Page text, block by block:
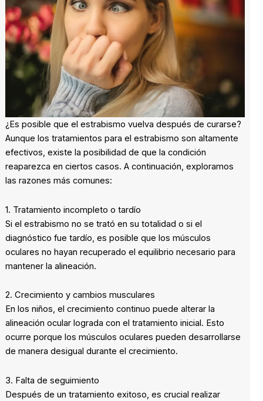
¿Es posible que el estrabismo vuelva después de curarse?
Aunque los tratamientos para el estrabismo son altamente
efectivos, existe la posibilidad de que la condición
reaparezca en ciertos casos. A continuación, exploramos
las razones más comunes:
1. Tratamiento incompleto o tardío
Si el estrabismo no se trató en su totalidad o si el
diagnóstico fue tardío, es posible que los músculos
oculares no hayan recuperado el equilibrio necesario para
mantener la alineación.
2. Crecimiento y cambios musculares
En los niños, el crecimiento continuo puede alterar la
alineación ocular lograda con el tratamiento inicial. Esto
ocurre porque los músculos oculares pueden desarrollarse
de manera desigual durante el crecimiento.
3. Falta de seguimiento
Después de un tratamiento exitoso, es crucial realizar